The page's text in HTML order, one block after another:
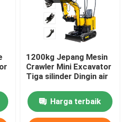
1200kg Jepang Mesin
Crawler Mini Excavator
Tiga silinder Dingin air
Harga terbaik